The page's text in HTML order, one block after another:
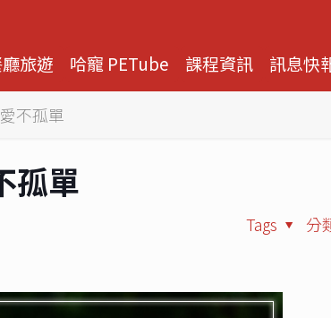
旅遊 哈寵 PETube 課程資訊 訊息快
不孤單
孤單
分
Tags